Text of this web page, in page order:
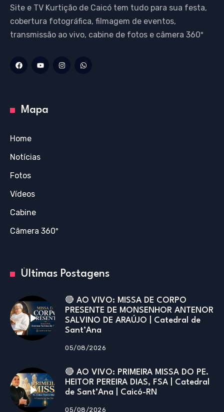
Site e TV Kurtição de Caicó tem tudo para sua festa,
cobertura fotográfica, filmagem de eventos,
transmissão ao vivo, cabine de fotos e câmera 360º
Mapa
Home
Notícias
Fotos
Vídeos
Cabine
Câmera 360º
Últimas Postagens
🔴 AO VIVO: MISSA DE CORPO
PRESENTE DE MONSENHOR ANTENOR
SALVINO DE ARAÚJO | Catedral de
Sant’Ana
05/08/2026
🔴 AO VIVO: PRIMEIRA MISSA DO PE.
HEITOR PEREIRA DIAS, FSA | Catedral
de Sant’Ana | Caicó-RN
05/08/2026